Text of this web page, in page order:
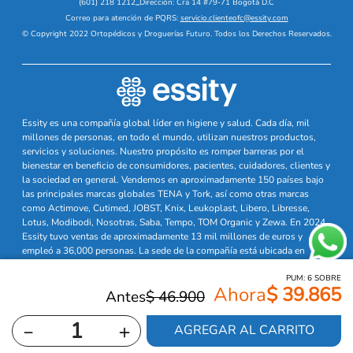
PUM: 6 SOBRE
$46.900 $ 39.865
＋
－ AGREGAR AL CARRITO
(601) 218 1212_Dirección: Cra 14 #79-71 Bogotá D.C
Correo para atención de PQRS: servicio.clienteofc@essity.com
© Copyright 2022 Ortopédicos y Droguerías Futuro. Todos los Derechos Reservados.
Essity es una compañía global líder en higiene y salud. Cada día, mil
millones de personas, en todo el mundo, utilizan nuestros productos,
servicios y soluciones. Nuestro propósito es romper barreras por el
bienestar en beneficio de consumidores, pacientes, cuidadores, clientes y
la sociedad en general. Vendemos en aproximadamente 150 países bajo
las principales marcas globales TENA y Tork, así como otras marcas
como Actimove, Cutimed, JOBST, Knix, Leukoplast, Libero, Libresse,
Lotus, Modibodi, Nosotras, Saba, Tempo, TOM Organic y Zewa. En 2024,
Essity tuvo ventas de aproximadamente 13 mil millones de euros y
empleó a 36,000 personas. La sede de la compañía está ubicada en